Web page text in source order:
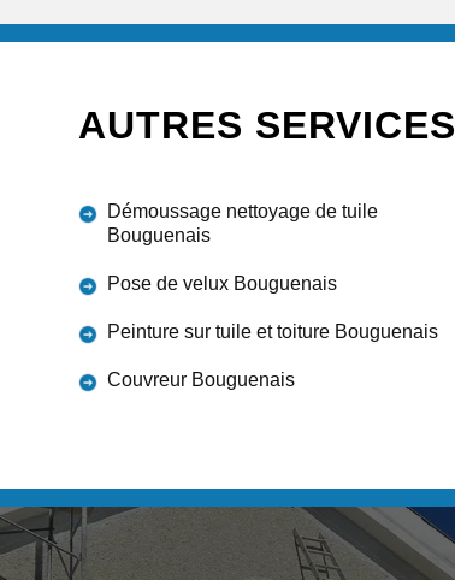
AUTRES SERVICES
Démoussage nettoyage de tuile
Bouguenais
Pose de velux Bouguenais
Peinture sur tuile et toiture Bouguenais
Couvreur Bouguenais